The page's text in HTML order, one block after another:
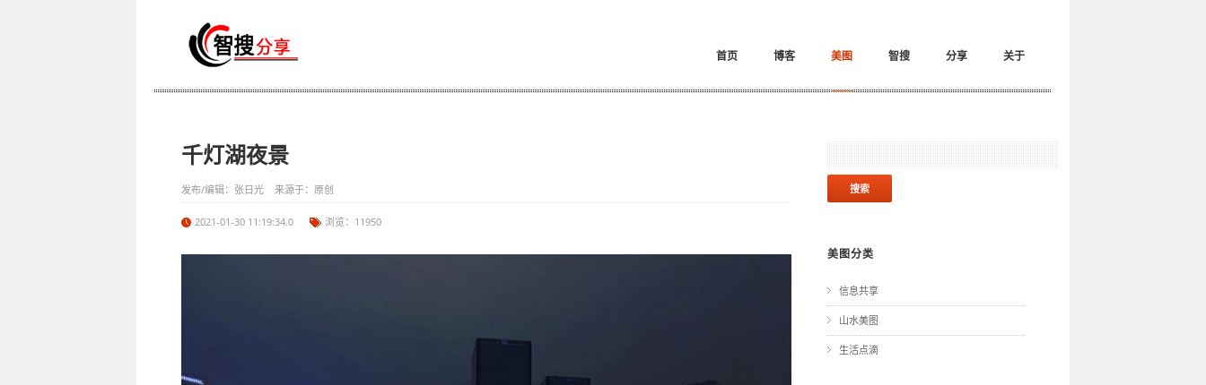
首页 博客 美图 智搜 分享 关于
千灯湖夜景
发布/编辑：张日光 来源于：原创
2021-01-30 11:19:34.0 浏览：11950
美图分类
信息共享
山水美图
生活点滴